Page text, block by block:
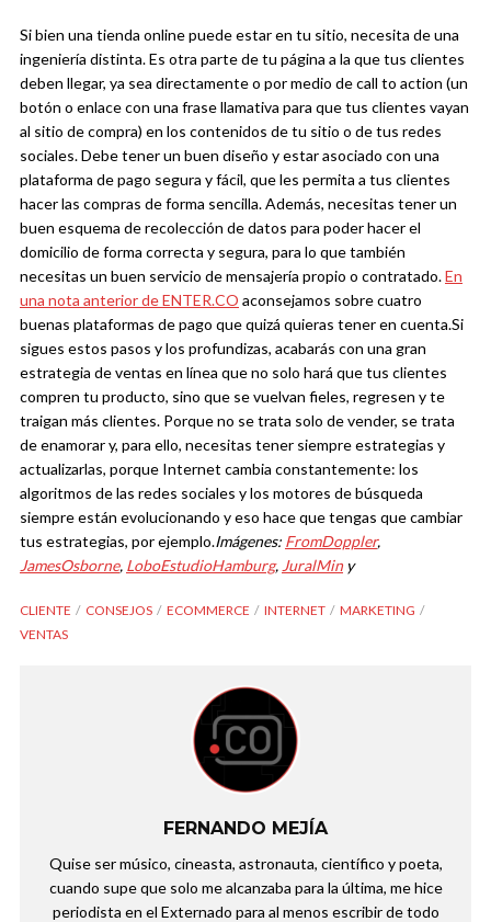
Si bien una tienda online puede estar en tu sitio, necesita de una
ingeniería distinta. Es otra parte de tu página a la que tus clientes
deben llegar, ya sea directamente o por medio de call to action (un
botón o enlace con una frase llamativa para que tus clientes vayan
al sitio de compra) en los contenidos de tu sitio o de tus redes
sociales.Debe tener un buen diseño y estar asociado con una
plataforma de pago segura y fácil, que les permita a tus clientes
hacer las compras de forma sencilla. Además, necesitas tener un
buen esquema de recolección de datos para poder hacer el
domicilio de forma correcta y segura, para lo que también
necesitas un buen servicio de mensajería propio o contratado.En
una nota anterior de ENTER.CO aconsejamos sobre cuatro
buenas plataformas de pago que quizá quieras tener en cuenta.Si
sigues estos pasos y los profundizas, acabarás con una gran
estrategia de ventas en línea que no solo hará que tus clientes
compren tu producto, sino que se vuelvan fieles, regresen y te
traigan más clientes. Porque no se trata solo de vender, se trata
de enamorar y, para ello, necesitas tener siempre estrategias y
actualizarlas, porque Internet cambia constantemente: los
algoritmos de las redes sociales y los motores de búsqueda
siempre están evolucionando y eso hace que tengas que cambiar
tus estrategias, por ejemplo.Imágenes: FromDoppler,
JamesOsborne, LoboEstudioHamburg, JuralMiny
CLIENTE CONSEJOS ECOMMERCE INTERNET
MARKETING
VENTAS
FERNANDO MEJÍA
Quise ser músico, cineasta, astronauta, científico y poeta,
cuando supe que solo me alcanzaba para la última, me hice
periodista en el Externado para al menos escribir de todo